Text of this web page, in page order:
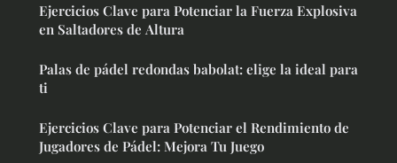
Ejercicios Clave para Potenciar la Fuerza Explosiva
en Saltadores de Altura
Palas de pádel redondas babolat: elige la ideal para
ti
Ejercicios Clave para Potenciar el Rendimiento de
Jugadores de Pádel: Mejora Tu Juego